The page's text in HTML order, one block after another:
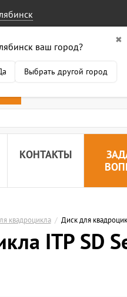
✖
ваш город?
Выбрать другой город
Работаем
КОНТАКТЫ
квадроцикла / Диск для
ITP SD